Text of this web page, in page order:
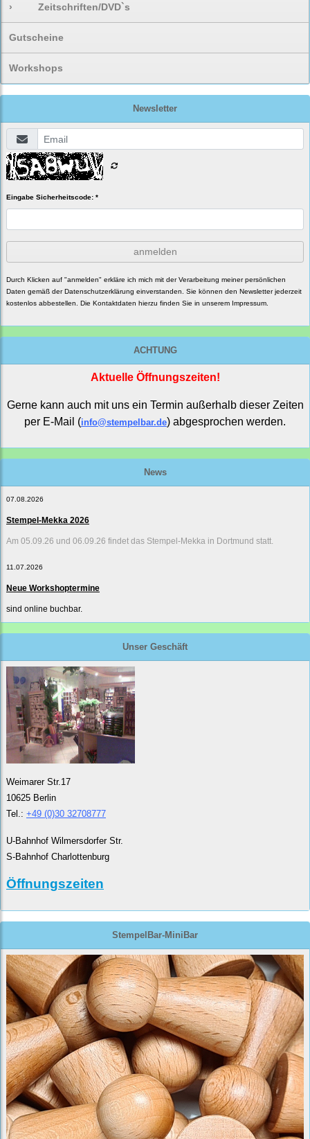
› Zeitschriften/DVD`s
Gutscheine
Workshops
Newsletter
Eingabe Sicherheitscode: *
anmelden
Durch Klicken auf "anmelden" erkläre ich mich mit der Verarbeitung meiner persönlichen
Daten gemäß der Datenschutzerklärung einverstanden. Sie können den Newsletter jederzeit
kostenlos abbestellen. Die Kontaktdaten hierzu finden Sie in unserem Impressum.
ACHTUNG
Aktuelle Öffnungszeiten!
Gerne kann auch mit uns ein Termin außerhalb dieser Zeiten
per E-Mail (info@stempelbar.de) abgesprochen werden.
News
07.08.2026
Stempel-Mekka 2026
Am 05.09.26 und 06.09.26 findet das Stempel-Mekka in Dortmund statt.
11.07.2026
Neue Workshoptermine
sind online buchbar.
Unser Geschäft
Weimarer Str.17
10625 Berlin
Tel.: +49 (0)30 32708777
U-Bahnhof Wilmersdorfer Str.
S-Bahnhof Charlottenburg
Öffnungszeiten
StempelBar-MiniBar